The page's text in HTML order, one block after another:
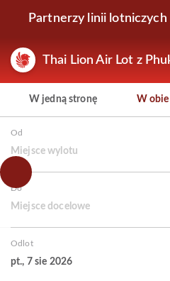
Partnerzy linii lotniczych
Thai Lion Air Lot z
W jedną stronę W
Od
Miejsce wylotu
Do
Miejsce docelowe
Odlot
pt., 7 sie 2026